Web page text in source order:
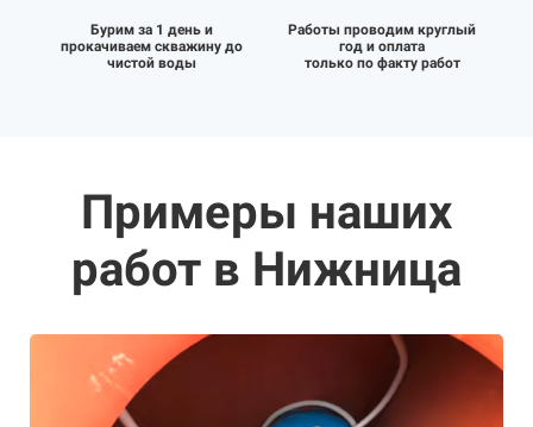
Бурим за 1 день и
прокачиваем скважину до
чистой воды
Работы проводим круглый
год и оплата
только по факту работ
Примеры наших
работ в Нижница